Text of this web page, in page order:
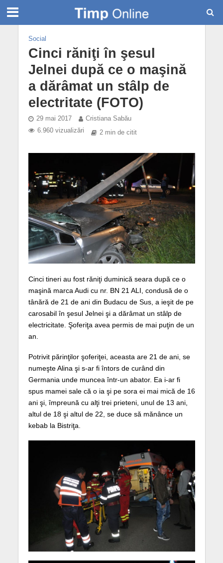
Social
Cinci răniţi în şesul
Jelnei după ce o maşină
a dărâmat un stâlp de
electritate (FOTO)
29 mai 2017
Cristiana Sabău
6.960 vizualizări
2 min de citit
Cinci tineri au fost răniţi duminică seara după ce o
maşină marca Audi cu nr. BN 21 ALI, condusă de o
tânără de 21 de ani din Budacu de Sus, a ieşit de pe
carosabil în şesul Jelnei şi a dărâmat un stâlp de
electricitate. Şoferiţa avea permis de mai puţin de un
an.
Potrivit părinţilor şoferiţei, aceasta are 21 de ani, se
numeşte Alina şi s-ar fi întors de curând din
Germania unde muncea într-un abator. Ea i-ar fi
spus mamei sale că o ia şi pe sora ei mai mică de 16
ani şi, împreună cu alţi trei prieteni, unul de 13 ani,
altul de 18 şi altul de 22, se duce să mănânce un
kebab la Bistriţa.